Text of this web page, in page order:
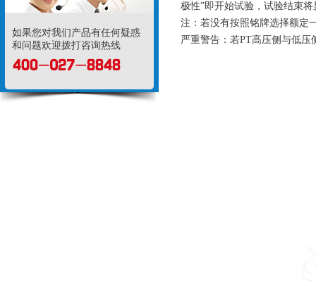
如果您对我们产品有任何疑惑
和问题欢迎拨打咨询热线
极性”即开始试验，试验结束
注：若没有按照铭牌选择额定
严重警告：若PT高压侧与低